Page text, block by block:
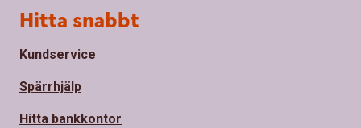
Sidfot
Hitta snabbt
Kundservice
Spärrhjälp
Hitta bankkontor